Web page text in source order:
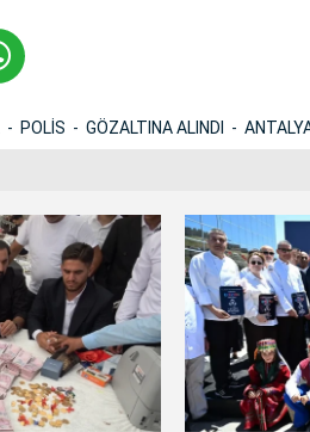
POLİS GÖZALTINA ALINDI